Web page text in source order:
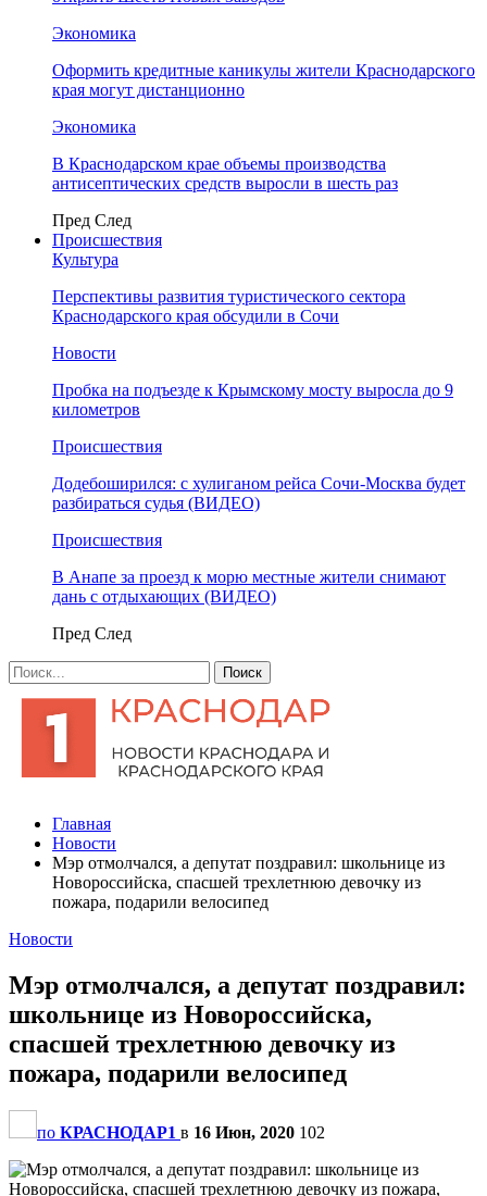
Экономика
Оформить кредитные каникулы жители Краснодарского
края могут дистанционно
Экономика
В Краснодарском крае объемы производства
антисептических средств выросли в шесть раз
Пред След
Происшествия
Культура
Перспективы развития туристического сектора
Краснодарского края обсудили в Сочи
Новости
Пробка на подъезде к Крымскому мосту выросла до 9
километров
Происшествия
Додебоширился: с хулиганом рейса Сочи-Москва будет
разбираться судья (ВИДЕО)
Происшествия
В Анапе за проезд к морю местные жители снимают
дань с отдыхающих (ВИДЕО)
Пред След
Главная
Новости
Мэр отмолчался, а депутат поздравил: школьнице из
Новороссийска, спасшей трехлетнюю девочку из
пожара, подарили велосипед
Новости
Мэр отмолчался, а депутат поздравил:
школьнице из Новороссийска,
спасшей трехлетнюю девочку из
пожара, подарили велосипед
по КРАСНОДАР1 в 16 Июн, 2020 102